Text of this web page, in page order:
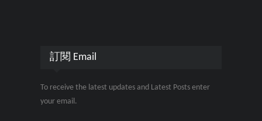
訂閱 Email
To receive the latest updates and Latest Posts enter
your email.